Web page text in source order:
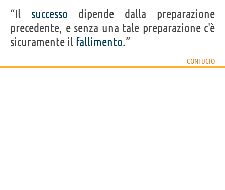
“Il successo dipende dalla preparazione
precedente, e senza una tale preparazione c'è
sicuramente il fallimento.”
CONFUCIO